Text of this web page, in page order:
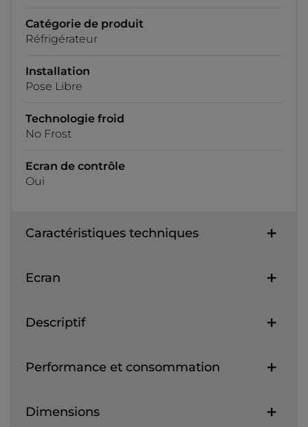
Catégorie de produit
Réfrigérateur
Installation
Pose Libre
Technologie froid
No Frost
Ecran de contrôle
Oui
Caractéristiques techniques
Ecran
Descriptif
Performance et consommation
Dimensions